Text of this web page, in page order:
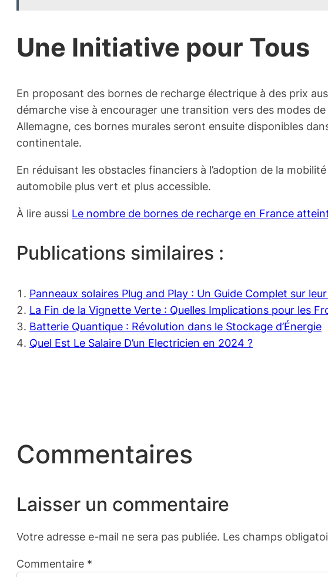
Une Initiative pour Tous
En proposant des bornes de recharge électrique à des prix
démarche vise à encourager une transition vers des modes
Allemagne, ces bornes murales seront ensuite disponibles
continentale.
En réduisant les obstacles financiers à l’adoption de la
automobile plus vert et plus accessible.
À lire aussi Le nombre de bornes de recharge en France
Publications similaires :
Panneaux solaires Plug and Play : Un Guide Complet sur
La Fin de la Vignette Verte : Quelles Implications pour les
Batterie Quantique : Révolution dans le Stockage d’Énergie
Quel Est Le Salaire D’un Electricien en 2024 ?
Commentaires
Laisser un commentaire
Votre adresse e-mail ne sera pas publiée. Les champs
Commentaire *